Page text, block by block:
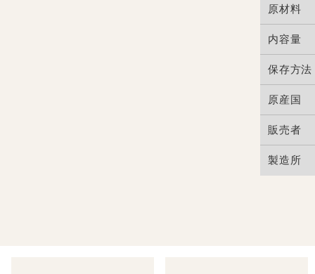
原材料
内容量
保存方法
原産国
販売者
製造所